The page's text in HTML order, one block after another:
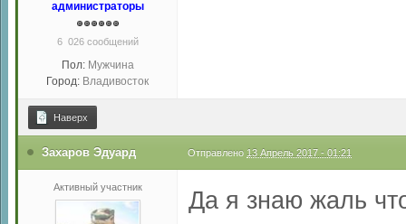
администраторы
6 026 сообщений
Пол: Мужчина
Город: Владивосток
Наверх
Захаров Эдуард Отправлено 13 Апрель 2017 - 01:21
Активный участник Да я знаю жаль